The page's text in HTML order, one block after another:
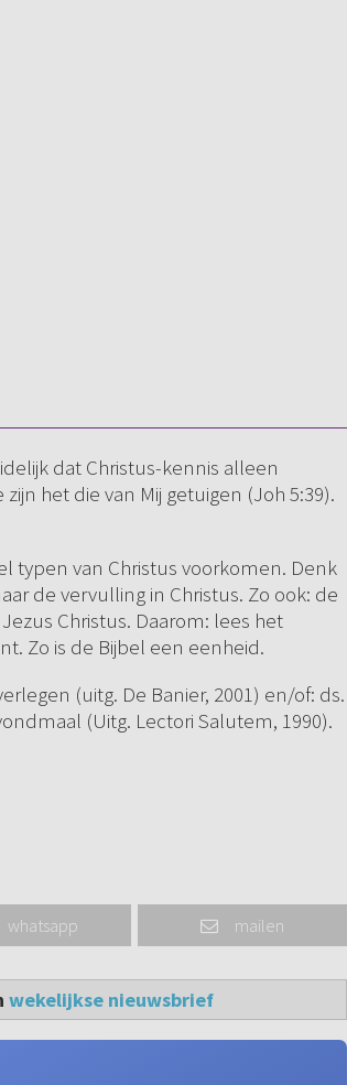
dat Christus-kennis alleen
het die van Mij getuigen (Joh 5:39).
typen van Christus voorkomen. Denk
de vervulling in Christus. Zo ook: de
Christus. Daarom: lees het
Zo is de Bijbel een eenheid.
(uitg. De Banier, 2001) en/of: ds.
(Uitg. Lectori Salutem, 1990).
whatsapp mailen
wekelijkse nieuwsbrief